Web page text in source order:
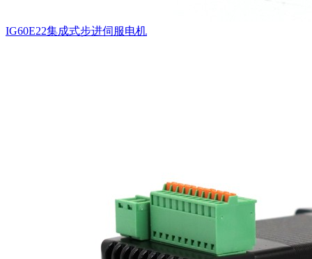
IG60E22集成式步进伺服电机